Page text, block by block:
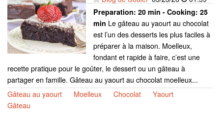
Preparation: 20 min - Cooking: 25
min Le gâteau au yaourt au chocolat
est l’un des desserts les plus faciles à
préparer à la maison. Moelleux,
fondant et rapide à faire, c’est une
recette pratique pour le goûter, le dessert ou un gâteau à
partager en famille. Gâteau au yaourt au chocolat moelleux...
Gâteau au yaourt
Moelleux Chocolat
Yaourt
Gâteau